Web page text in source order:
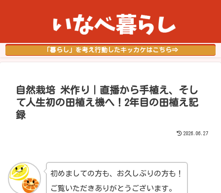
「暮らし」を考え行動したキッカケはこちら⇒
自然栽培 米作り｜直播から手植え、そし
て人生初の田植え機へ！2年目の田植え記
録
2026.06.27
初めましての方も、お久しぶりの方も！
ご覧いただきありがとうございます。